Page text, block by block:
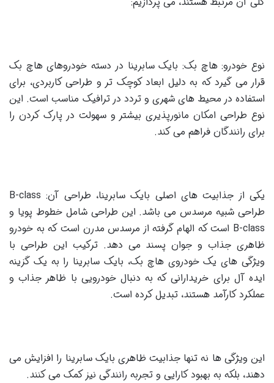
نوع خودرو: هاچ بک: بایک سابرینا در دسته خودروهای هاچ بک
قرار می گیرد که به دلیل ابعاد کوچک تر و طراحی کاربردی، برای
استفاده در محیط های شهری و تردد در ترافیک مناسب است. این
نوع طراحی امکان مانورپذیری بیشتر و سهولت در پارک کردن را
برای رانندگان فراهم می کند.
یکی از جذابیت های اصلی بایک سابرینا، طراحی آن: B-class
طراحی شبیه مرسدس می باشد. این طراحی شامل خطوط پویا و
B-class است که الهام گرفته از مرسدس مدرن است که به خودرو
ظاهری جذاب و جوان پسند می دهد. ترکیب این طراحی با
ویژگی های یک خودروی هاچ بک، بایک سابرینا را به یک گزینه
ایده آل برای خریدارانی که به دنبال خودرویی با ظاهر جذاب و
عملکرد کارآمد هستند، تبدیل کرده است.
این ویژگی ها نه تنها جذابیت ظاهری بایک سابرینا را افزایش می
دهند، بلکه به بهبود کارایی و تجربه رانندگی نیز کمک می کنند.